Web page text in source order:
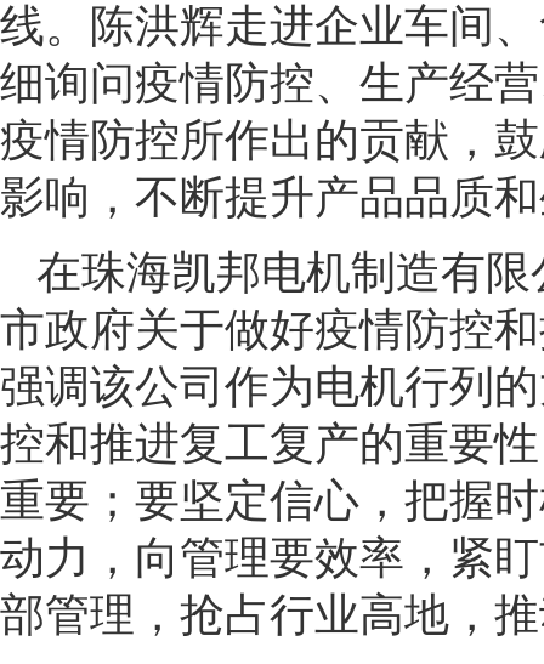
线。陈洪辉走进企业车间
细询问疫情防控、生产经
疫情防控所作出的贡献，
影响，不断提升产品品质
在珠海凯邦电机制造有
市政府关于做好疫情防控
强调该公司作为电机行列
控和推进复工复产的重要
重要；要坚定信心，把握
动力，向管理要效率，紧
部管理，抢占行业高地，